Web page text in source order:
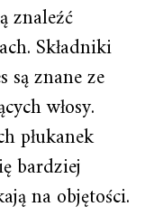
znaleźć
Składniki
są znane ze
włosy.
płukanek
bardziej
na objętości.